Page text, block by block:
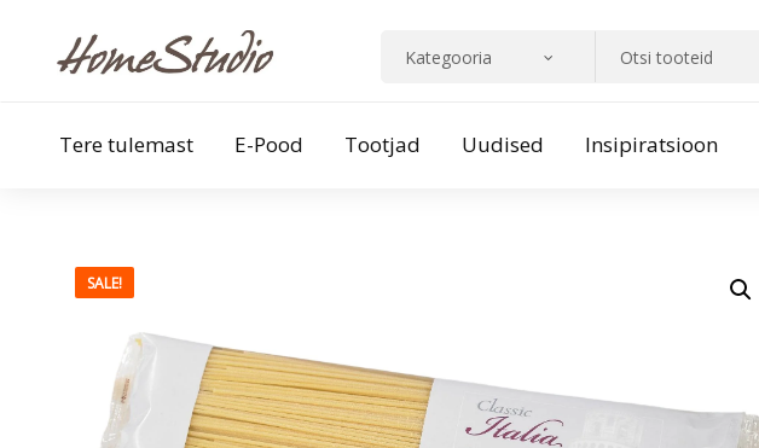
Tere tulemast E-Pood Tootjad Uudised Insipiratsioon
SALE!